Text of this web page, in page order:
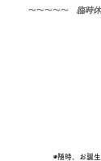
〜〜〜〜〜​ 臨時
◉随時、お誕